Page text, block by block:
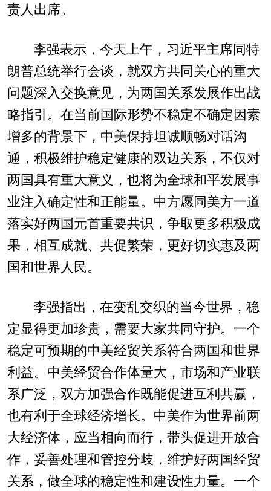
责人出席。
李强表示，今天上午，习近平主席同特
朗普总统举行会谈，就双方共同关心的重大
问题深入交换意见，为两国关系发展作出战
略指引。在当前国际形势不稳定不确定因素
增多的背景下，中美保持坦诚顺畅对话沟
通，积极维护稳定健康的双边关系，不仅对
两国具有重大意义，也将为全球和平发展事
业注入确定性和正能量。中方愿同美方一道
落实好两国元首重要共识，争取更多积极成
果，相互成就、共促繁荣，更好切实惠及两
国和世界人民。
李强指出，在变乱交织的当今世界，稳
定显得更加珍贵，需要大家共同守护。一个
稳定可预期的中美经贸关系符合两国和世界
利益。中美经贸合作体量大，市场和产业联
系广泛，双方加强合作既能促进互利共赢，
也有利于全球经济增长。中美作为世界前两
大经济体，应当相向而行，带头促进开放合
作，妥善处理和管控分歧，维护好两国经贸
关系，做全球的稳定性和建设性力量。一个